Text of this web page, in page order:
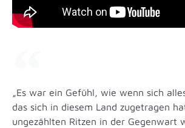
„Es war ein Gefühl, wie wenn sich
das sich in diesem Land zugetragen
ungezählten Ritzen in der Gegenwart